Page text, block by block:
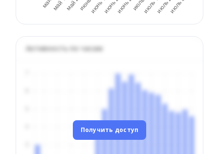
Активность по часам
Получить доступ